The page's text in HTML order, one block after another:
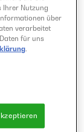
Ihrer Nutzung
über
verarbeitet
für uns